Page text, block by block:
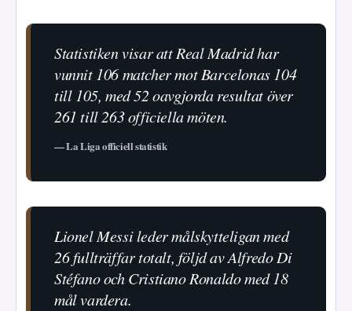
Statistiken visar att Real Madrid har
vunnit 106 matcher mot Barcelonas 104
till 105, med 52 oavgjorda resultat över
261 till 263 officiella möten.
— La Liga officiell statistik
Lionel Messi leder målskytteligan med
26 fullträffar totalt, följd av Alfredo Di
Stéfano och Cristiano Ronaldo med 18
mål vardera.